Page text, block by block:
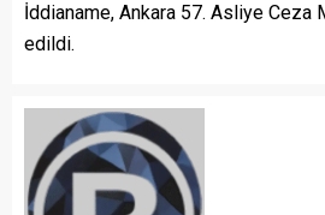
İddianame, Ankara 57. Asliye Ceza
edildi.